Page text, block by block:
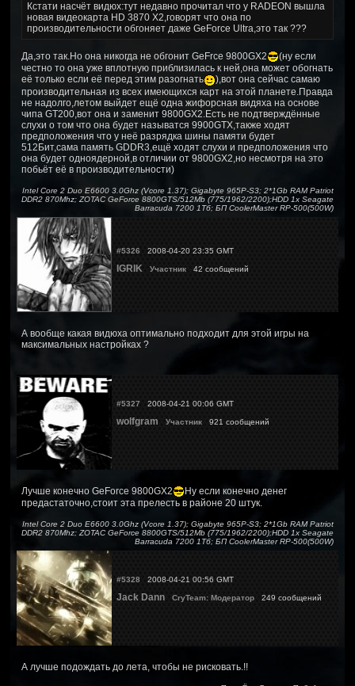
Кстати насчёт видюх:тут недавно прочитал что у RADEON вышла
новая видеокарта HD 3870 X2,говорят что она по
производительности обгоняет даже GeForce Ultra,это так ???
Да,это так.Но она никогда не обгонит GeFrce 9800GX2
(ну если
честно то она уже вплотную приблизилась к ней,она может обогнать
её только если её перед этим разогнать
),вот она сейчас самаю
производительная из всех имеющихся карт на этой планете.Правда
не надолго,летом выйдет ещё одна жифорсная видяха на основе
чипа GT200,вот она и заменит 9800GX2.Есть не подтверждённые
слухи о том что она будет называтся 9900GTX,также ходят
предположения что у неё разрядка шины памяти будет
512Бит,сама память GDDR3,ещё ходят слухи и предположения что
она будет одноядерной,в отличии от 9800GX2,но несмотря на это
побьёт её в производительности)
Intel Core 2 Duo E6600 3.0Ghz (Vcore 1.37); Gigabyte 965P-S3; 2*1Gb RAM Patriot
DDR2 870Mhz; ZOTAC GeForce 8800GTS/512Mb (775/1962/2200);HDD 1x Seagate
Barracuda 7200 1Тб; БП CoolerMaster RP-500(500W)
#5326 2008-04-20 23:35 GMT
IGRIK Участник 42 сообщений
А вообще какая видюха оптимально подходит для этой игры на
максимальных настройках ?
#5327 2008-04-21 00:06 GMT
wolfgram Участник 921 сообщений
Лучше конечно GeForce 9800GX2
Ну если конечно денег
предастаточно,стоит эта прелесть в районе 20 штук.
Intel Core 2 Duo E6600 3.0Ghz (Vcore 1.37); Gigabyte 965P-S3; 2*1Gb RAM Patriot
DDR2 870Mhz; ZOTAC GeForce 8800GTS/512Mb (775/1962/2200);HDD 1x Seagate
Barracuda 7200 1Тб; БП CoolerMaster RP-500(500W)
#5328 2008-04-21 00:56 GMT
Jack Dann CryTeam: Модератор 249 сообщений
А лучше подождать до лета, чтобы не рисковать.!!